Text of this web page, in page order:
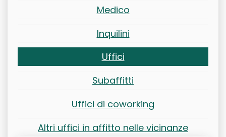
Medico
Inquilini
Uffici
Subaffitti
Uffici di coworking
Altri uffici in affitto nelle vicinanze